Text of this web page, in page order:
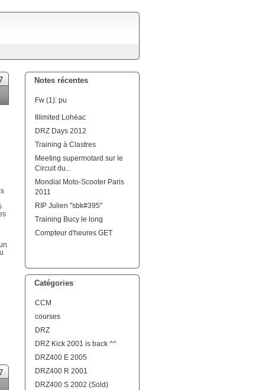
Notes récentes
Fw (1): pu
Illimited Lohéac
DRZ Days 2012
Training à Clastres
Meeting supermotard sur le
Circuit du...
Mondial Moto-Scooter Paris
2011
RIP Julien "sbk#395"
Training Bucy le long
Compteur d'heures GET
Catégories
CCM
courses
DRZ
DRZ Kick 2001 is back ^^
DRZ400 E 2005
DRZ400 R 2001
DRZ400 S 2002 (Sold)